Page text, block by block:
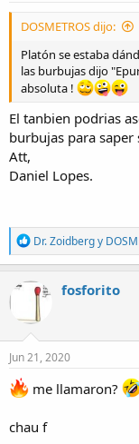
DOSMETROS dijo:
Platón se estaba
las burbujas dijo
absoluta !
El tanbien podrias
burbujas para saper
Att,
Daniel Lopes.
R
e
a
c
t
o
n
s
Dr. Zoidbergy
fosforito
Jun 21, 2020
me llamaron?
chau f